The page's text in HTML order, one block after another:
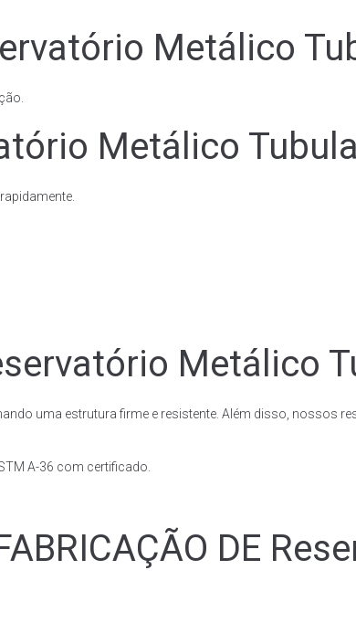
Metálico
Metálico
Metálico
uma estrutura firme e resistente. Além disso, nossos
A-36 com certificado.
DE